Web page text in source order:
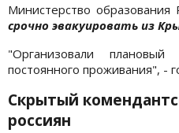
Министерство
срочно эвакуировать из
"Организовали
постоянного проживания", -
Скрытый
россиян